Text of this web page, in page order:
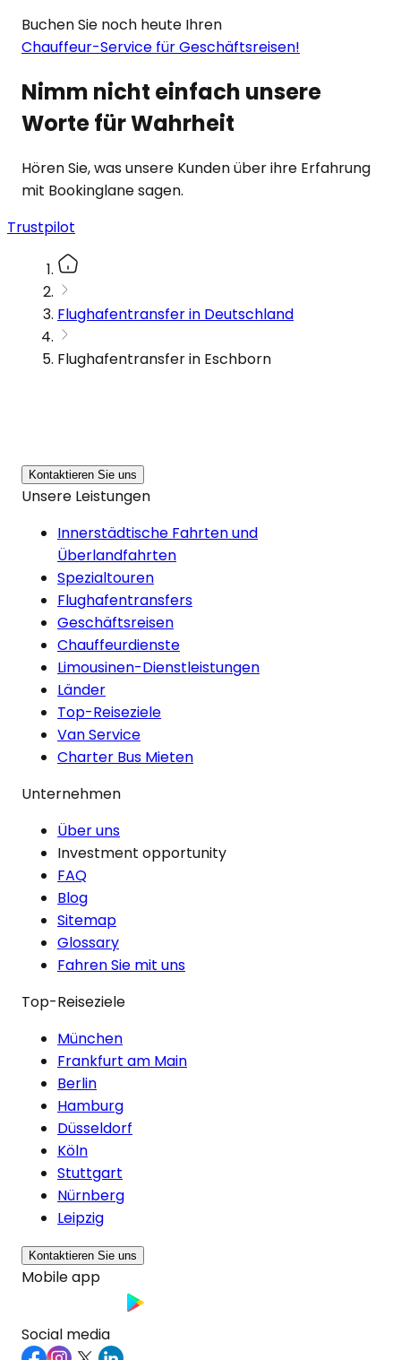
Buchen Sie noch heute Ihren
Chauffeur-Service für Geschäftsreisen!
Nimm nicht einfach unsere
Worte für Wahrheit
Hören Sie, was unsere Kunden über ihre Erfahrung
mit Bookinglane sagen.
Trustpilot
Flughafentransfer in Deutschland
Flughafentransfer in Eschborn
Kontaktieren Sie uns
Unsere Leistungen
Innerstädtische Fahrten und
Überlandfahrten
Spezialtouren
Flughafentransfers
Geschäftsreisen
Chauffeurdienste
Limousinen-Dienstleistungen
Länder
Top-Reiseziele
Van Service
Charter Bus Mieten
Unternehmen
Über uns
Investment opportunity
FAQ
Blog
Sitemap
Glossary
Fahren Sie mit uns
Top-Reiseziele
München
Frankfurt am Main
Berlin
Hamburg
Düsseldorf
Köln
Stuttgart
Nürnberg
Leipzig
Kontaktieren Sie uns
Mobile app
Social media